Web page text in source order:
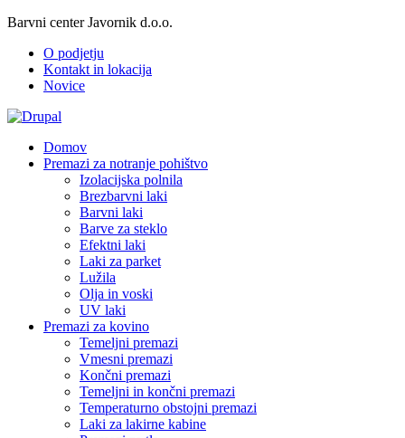
Skip
main
content
Barvni center Javornik d.o.o.
O podjetju
Kontakt in lokacija
Novice
Domov
Premazi za notranje pohištvo
Izolacijska polnila
Brezbarvni laki
Barvni laki
Barve za steklo
Efektni laki
Laki za parket
Lužila
Olja in voski
UV laki
Premazi za kovino
Temeljni premazi
Vmesni premazi
Končni premazi
Temeljni in končni premazi
Temperaturno obstojni premazi
Laki za lakirne kabine